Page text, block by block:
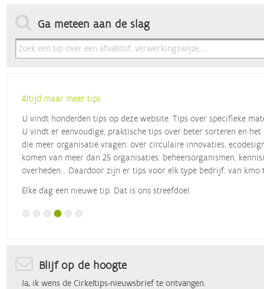
Ga meteen aan de slag
Altijd maar meer tips
U vindt honderden tips op deze website. Tips over specifieke
U vindt er eenvoudige, praktische tips over beter sorteren en
die meer organisatie vragen: over circulaire innovaties,
komen van meer dan 25 organisaties: beheersorganismen,
overheden... Daardoor zijn er tips voor elk type bedrijf: van
Elke dag een nieuwe tip. Dat is ons streefdoel.
Blijf op de hoogte
Ja, ik wens de Cirkeltips-nieuwsbrief te ontvangen.